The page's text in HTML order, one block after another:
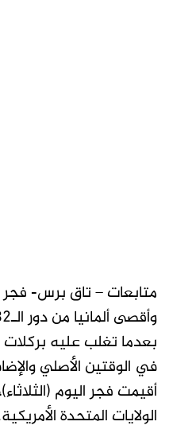
متابعات – تاق برس- فجر
أقيمت فجر اليوم
الولايات المتحدة